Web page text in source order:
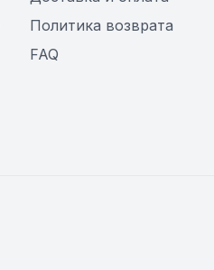
Политика возврата
FAQ